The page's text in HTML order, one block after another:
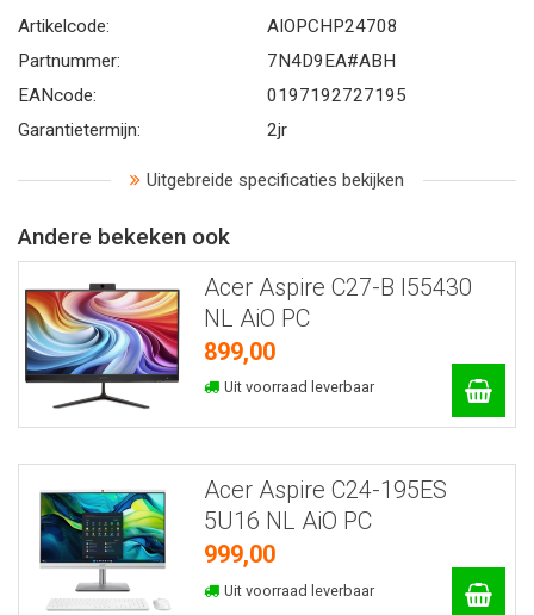
Artikelcode:
AIOPCHP24708
Partnummer:
7N4D9EA#ABH
EANcode:
0197192727195
Garantietermijn:
2jr
Uitgebreide specificaties bekijken
Andere bekeken ook
Acer Aspire C27-B I55430
NL AiO PC
899,00
Uit voorraad leverbaar
Acer Aspire C24-195ES
5U16 NL AiO PC
999,00
Uit voorraad leverbaar